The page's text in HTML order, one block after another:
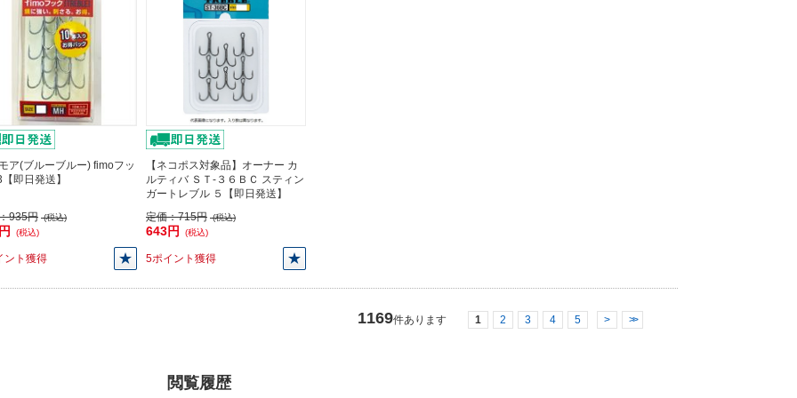
ア(ブルーブルー) fimoフッ
即日発送】
935円 (税込)
(税込)
ント獲得
【ネコポス対象品】オーナー カ
ルティバ ＳＴ-３６ＢＣ スティン
ガートレブル ５【即日発送】
定価：715円 (税込)
643円 (税込)
5ポイント獲得
1169件あります 1 2 3 4 5 > >>
閲覧履歴